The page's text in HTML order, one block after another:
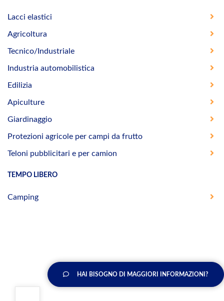
Lacci elastici
Agricoltura
Tecnico/Industriale
Industria automobilistica
Edilizia
Apiculture
Giardinaggio
Protezioni agricole per campi da frutto
Teloni pubblicitari e per camion
TEMPO LIBERO
Camping
HAI BISOGNO DI MAGGIORI INFORMAZIONI?